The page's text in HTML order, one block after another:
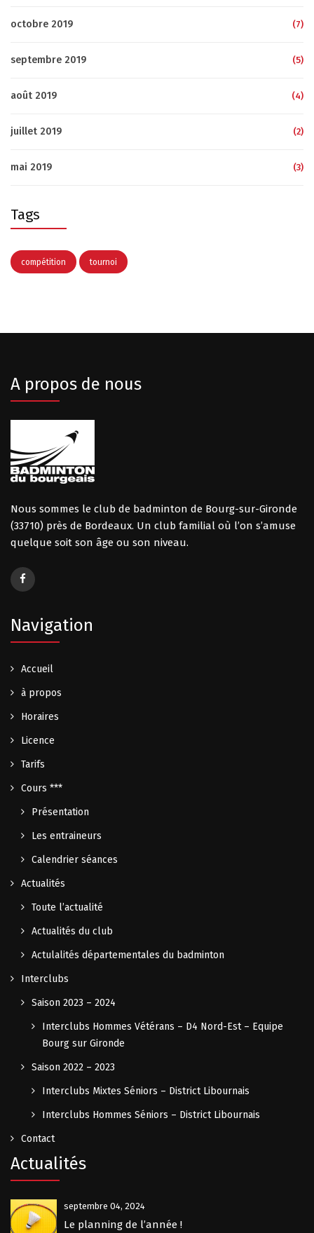
octobre 2019 (7)
septembre 2019 (5)
août 2019 (4)
juillet 2019 (2)
mai 2019 (3)
Tags
compétition tournoi
A propos de nous
Nous sommes le club de badminton de Bourg-sur-Gironde
(33710) près de Bordeaux. Un club familial où l’on s’amuse
quelque soit son âge ou son niveau.
Navigation
Accueil
à propos
Horaires
Licence
Tarifs
Cours ***
Présentation
Les entraineurs
Calendrier séances
Actualités
Toute l’actualité
Actualités du club
Actulalités départementales du badminton
Interclubs
Saison 2023 – 2024
Interclubs Hommes Vétérans – D4 Nord-Est – Equipe
Bourg sur Gironde
Saison 2022 – 2023
Interclubs Mixtes Séniors – District Libournais
Interclubs Hommes Séniors – District Libournais
Contact
Actualités
septembre 04, 2024
Le planning de l’année !